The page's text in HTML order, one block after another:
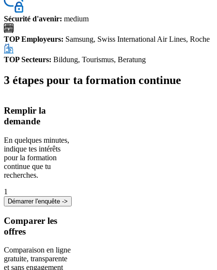
Sécurité d'avenir: medium
TOP Employeurs: Samsung, Swiss International Air Lines, Roche
TOP Secteurs: Bildung, Tourismus, Beratung
3 étapes pour ta formation continue
Remplir la
demande
En quelques minutes,
indique tes intérêts
pour la formation
continue que tu
recherches.
1
Démarrer l'enquête ->
Comparer les
offres
Comparaison en ligne
gratuite, transparente
et sans engagement